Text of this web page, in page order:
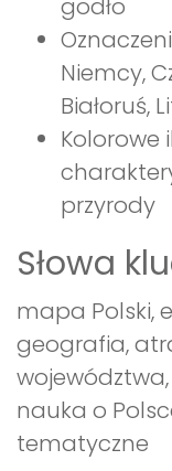
godło
Niemcy,
Białoruś,
Kolorowe
przyrody
Słowa
mapa Polski,
geografia,
nauka o
tematyczne